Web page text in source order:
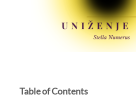
Table of Contents